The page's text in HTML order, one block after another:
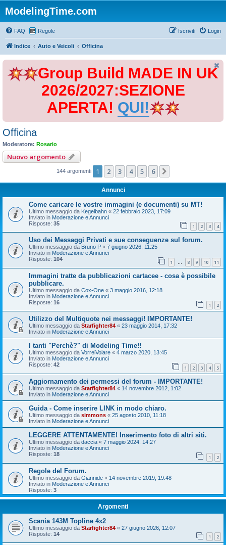
ModelingTime.com
FAQ Regole Login
Iscriviti
Indice Auto e Veicoli Officina
Group Build MADE IN UK
2026/2027:SEZIONE
APERTA! QUI!
Officina
Moderatore: Rosario
Nuovo argomento
144 argomenti 1 2 3 4 5 6
Annunci
Come caricare le vostre immagini (e documenti) su MT!
Ultimo messaggio da Kegelbahn « 22 febbraio 2023, 17:09
Inviato in Moderazione e Annunci
Risposte: 35 1 2 3 4
Uso dei Messaggi Privati e sue conseguenze sul forum.
Ultimo messaggio da Bruno P « 7 giugno 2026, 11:25
Inviato in Moderazione e Annunci
Risposte: 104 1 … 8 9 10 11
Immagini tratte da pubblicazioni cartacee - cosa è possibile
pubblicare.
Ultimo messaggio da Cox-One « 3 maggio 2016, 12:18
Inviato in Moderazione e Annunci
Risposte: 16 1 2
Utilizzo del Multiquote nei messaggi! IMPORTANTE!
Ultimo messaggio da Starfighter84 « 23 maggio 2014, 17:32
Inviato in Moderazione e Annunci
I tanti "Perchè?" di Modeling Time!!
Ultimo messaggio da VorreiVolare « 4 marzo 2020, 13:45
Inviato in Moderazione e Annunci
Risposte: 42 1 2 3 4 5
Aggiornamento dei permessi del forum - IMPORTANTE!
Ultimo messaggio da Starfighter84 « 14 novembre 2012, 1:02
Inviato in Moderazione e Annunci
Guida - Come inserire LINK in modo chiaro.
Ultimo messaggio da simmons « 25 agosto 2010, 11:18
Inviato in Moderazione e Annunci
LEGGERE ATTENTAMENTE! Inserimento foto di altri siti.
Ultimo messaggio da daccia « 7 maggio 2024, 14:27
Inviato in Moderazione e Annunci
Risposte: 18 1 2
Regole del Forum.
Ultimo messaggio da Giannide « 14 novembre 2019, 19:48
Inviato in Moderazione e Annunci
Risposte: 3
Argomenti
Scania 143M Topline 4x2
Ultimo messaggio da Starfighter84 « 27 giugno 2026, 12:07
Risposte: 14 1 2